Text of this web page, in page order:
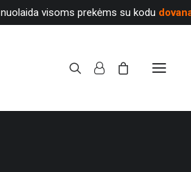
nuolaida visoms prekėms su kodu
PARDUOTUVĖ